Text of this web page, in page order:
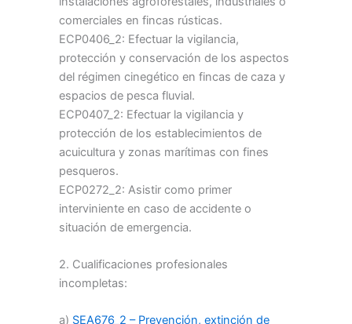
comerciales en fincas rústicas.
ECP0406_2: Efectuar la vigilancia,
protección y conservación de los aspectos
del régimen cinegético en fincas de caza y
espacios de pesca fluvial.
ECP0407_2: Efectuar la vigilancia y
protección de los establecimientos de
acuicultura y zonas marítimas con fines
pesqueros.
ECP0272_2: Asistir como primer
interviniente en caso de accidente o
situación de emergencia.
2. Cualificaciones profesionales
incompletas:
a) SEA676_2 – Prevención, extinción de